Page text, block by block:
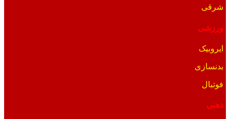
شرقی
ورزشی
ایروبیک
بدنسازی
فوتبال
ذهنی